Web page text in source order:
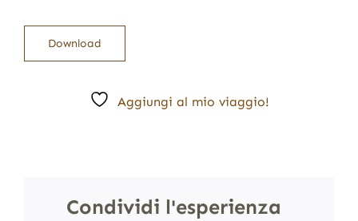
Download
Aggiungi al mio viaggio!
Condividi l'esperienza